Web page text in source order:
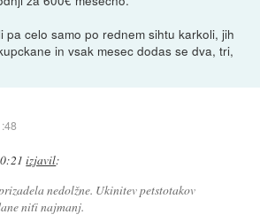
pa celo samo po rednem sihtu karkoli, jih
in vsak mesec dodas se dva, tri,
izjavil:
nedolžne. Ukinitev petstotakov
niťi najmanj.